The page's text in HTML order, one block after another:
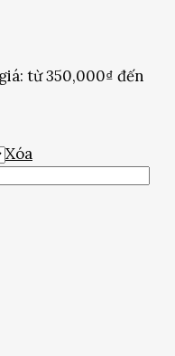
từ 350,000₫ đến
Xóa